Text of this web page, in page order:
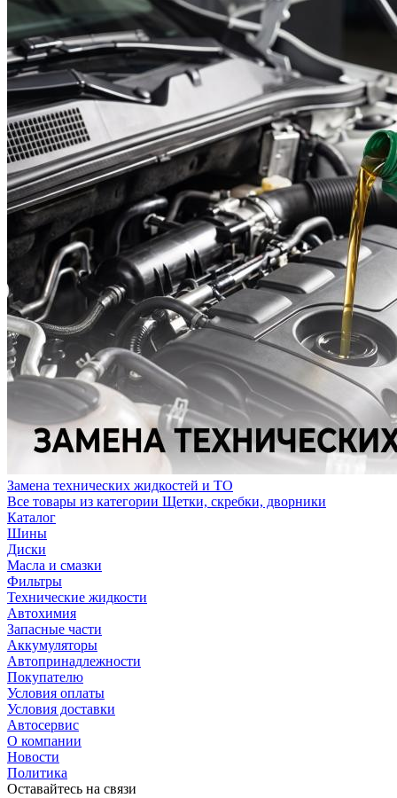
Замена технических жидкостей и ТО
Все товары из категории Щетки, скребки, дворники
Каталог
Шины
Диски
Масла и смазки
Фильтры
Технические жидкости
Автохимия
Запасные части
Аккумуляторы
Автопринадлежности
Покупателю
Условия оплаты
Условия доставки
Автосервис
О компании
Новости
Политика
Оставайтесь на связи